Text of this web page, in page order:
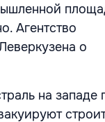
Агентство
о
на западе